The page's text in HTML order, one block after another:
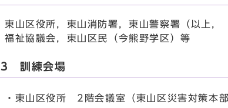
東山区役所，東山消防署，東山警察署（以上
福祉協議会，東山区民（今熊野学区）等
3 訓練会場
・東山区役所 2階会議室（東山区災害対策本部